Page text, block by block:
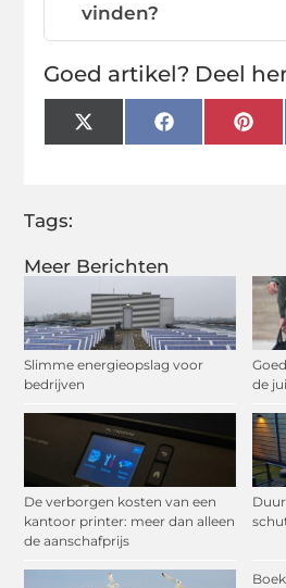
Meer Berichten
Slimme energieopslag voor
bedrijven
de
De verborgen kosten van een
kantoor printer: meer dan alleen
de aanschafprijs
vinden?
Goed artikel? Deel
X
(Twitter)
Facebook
Tags: